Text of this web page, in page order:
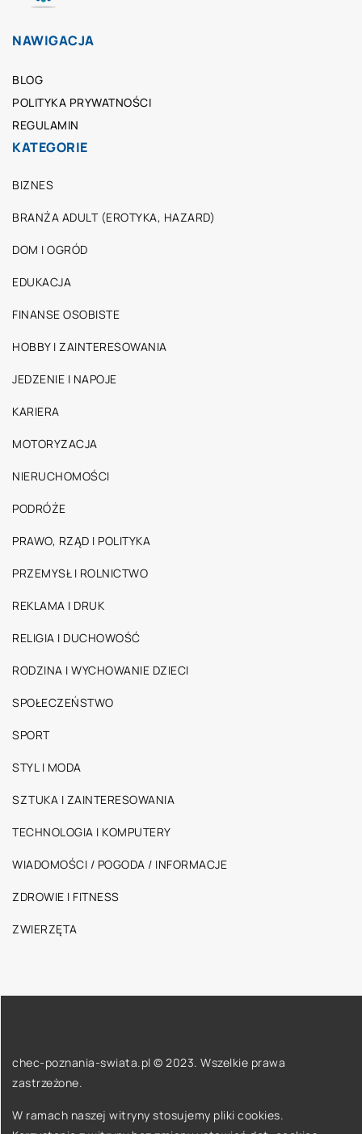
NAWIGACJA
BLOG
POLITYKA PRYWATNOŚCI
REGULAMIN
KATEGORIE
BIZNES
BRANŻA ADULT (EROTYKA, HAZARD)
DOM I OGRÓD
EDUKACJA
FINANSE OSOBISTE
HOBBY I ZAINTERESOWANIA
JEDZENIE I NAPOJE
KARIERA
MOTORYZACJA
NIERUCHOMOŚCI
PODRÓŻE
PRAWO, RZĄD I POLITYKA
PRZEMYSŁ I ROLNICTWO
REKLAMA I DRUK
RELIGIA I DUCHOWOŚĆ
RODZINA I WYCHOWANIE DZIECI
SPOŁECZEŃSTWO
SPORT
STYL I MODA
SZTUKA I ZAINTERESOWANIA
TECHNOLOGIA I KOMPUTERY
WIADOMOŚCI / POGODA / INFORMACJE
ZDROWIE I FITNESS
ZWIERZĘTA
chec-poznania-swiata.pl © 2023. Wszelkie prawa
zastrzeżone.
W ramach naszej witryny stosujemy pliki cookies.